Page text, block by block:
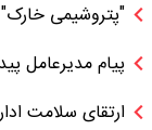
"پتروشیمی خارک"
پیام مدیرعامل
ارتقای سلامت